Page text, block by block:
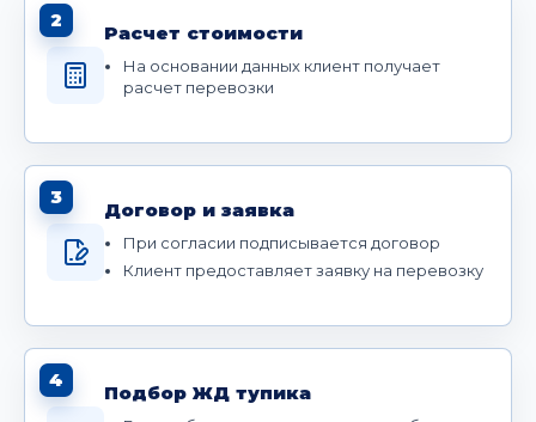
2
Расчет стоимости
На основании данных клиент получает
расчет перевозки
3
Договор и заявка
При согласии подписывается договор
Клиент предоставляет заявку на перевозку
4
Подбор ЖД тупика